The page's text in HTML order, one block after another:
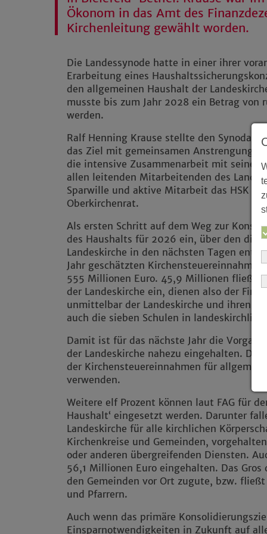
Ökonom in das Amt des
Kirchenleitung gewählt worden.
Die Landessynode hatte in einer ihrer
Erarbeitung eines
den allgemeinen Haushalt der
musste bis zum Jahr 2028 ein Betrag von
werden.
Ralf Henning Krause stellte den
das Ziel mit gemeinsamen Anstrengungen
die intensive Zusammenarbeit mit
allen leitenden Mitarbeitenden des
Sparwille und aktive Mitarbeit das HSK
Oberkirchenrat.
Als ersten Schritt auf dem Weg zur
des Haushalts für 2026 ein, über den die
Landeskirche in den nächsten Tagen
Jahr geschätzten
555 Millionen Euro. 45,9 Millionen fließen
der Landeskirche ein, dienen also der
unmittelbar der Landeskirche und ihren
auch die sieben Schulen in
Damit ist für das nächste Jahr die
der Landeskirche nahezu eingehalten.
der Kirchensteuereinnahmen für
verwenden.
Weitere elf Prozent können laut FAG für
Haushalt‘ eingesetzt werden. Darunter
Landeskirche für alle kirchlichen
Kirchenkreise und Gemeinden,
oder anderen übergreifenden Diensten.
56,1 Millionen Euro eingehalten. Das
den Gemeinden vor Ort zugute, bzw.
und Pfarrern.
Auch wenn das primäre
Einsparnotwendigkeiten in Zukunft auf